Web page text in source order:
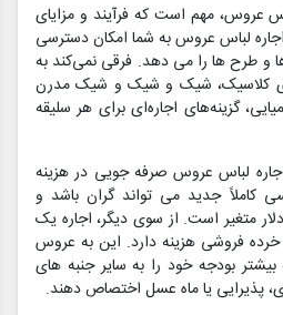
عروس، مهم است که فرآیند و مزایای
لباس عروس به شما امکان دسترسی
و طرح ها را می دهد. فرقی نمی‌کند به
کلاسیک، شیک و شیک و شیک مدرن
گزینه‌های اجاره‌ای برای هر سلیقه
لباس عروس صرفه جویی در هزینه
جدید می تواند گران باشد و
متغیر است. از سوی دیگر، اجاره یک
فروشی هزینه دارد. این به عروس
بودجه خود را به سایر جنبه های
پذیرایی یا ماه عسل اختصاص دهند.